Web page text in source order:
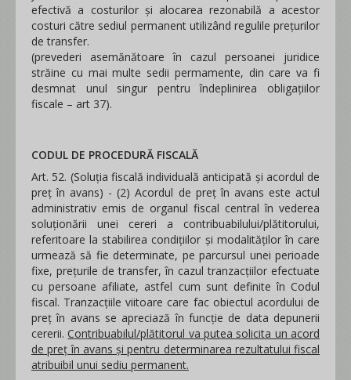
efectivă a costurilor şi alocarea rezonabilă a acestor
costuri către sediul permanent utilizând regulile preţurilor
de transfer.
(prevederi asemănătoare în cazul persoanei juridice
străine cu mai multe sedii permamente, din care va fi
desmnat unul singur pentru îndeplinirea obligațiilor
fiscale – art 37).
CODUL DE PROCEDURĂ FISCALĂ
Art. 52. (Soluţia fiscală individuală anticipată şi acordul de
preţ în avans) - (2) Acordul de preţ în avans este actul
administrativ emis de organul fiscal central în vederea
soluţionării unei cereri a contribuabilului/plătitorului,
referitoare la stabilirea condiţiilor şi modalităţilor în care
urmează să fie determinate, pe parcursul unei perioade
fixe, preţurile de transfer, în cazul tranzacţiilor efectuate
cu persoane afiliate, astfel cum sunt definite în Codul
fiscal. Tranzacţiile viitoare care fac obiectul acordului de
preţ în avans se apreciază în funcţie de data depunerii
cererii. Contribuabilul/plătitorul va putea solicita un acord
de preț în avans și pentru determinarea rezultatului fiscal
atribuibil unui sediu permanent.